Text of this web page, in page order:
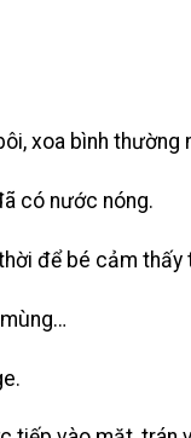
xoa bình
có nước nóng.
để bé cảm thấy